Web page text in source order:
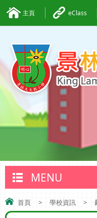
主頁 eClass
MENU
首頁 > 學校資訊 >